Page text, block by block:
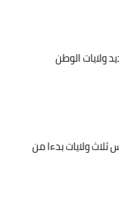
الوطن
ولايات بدءا من